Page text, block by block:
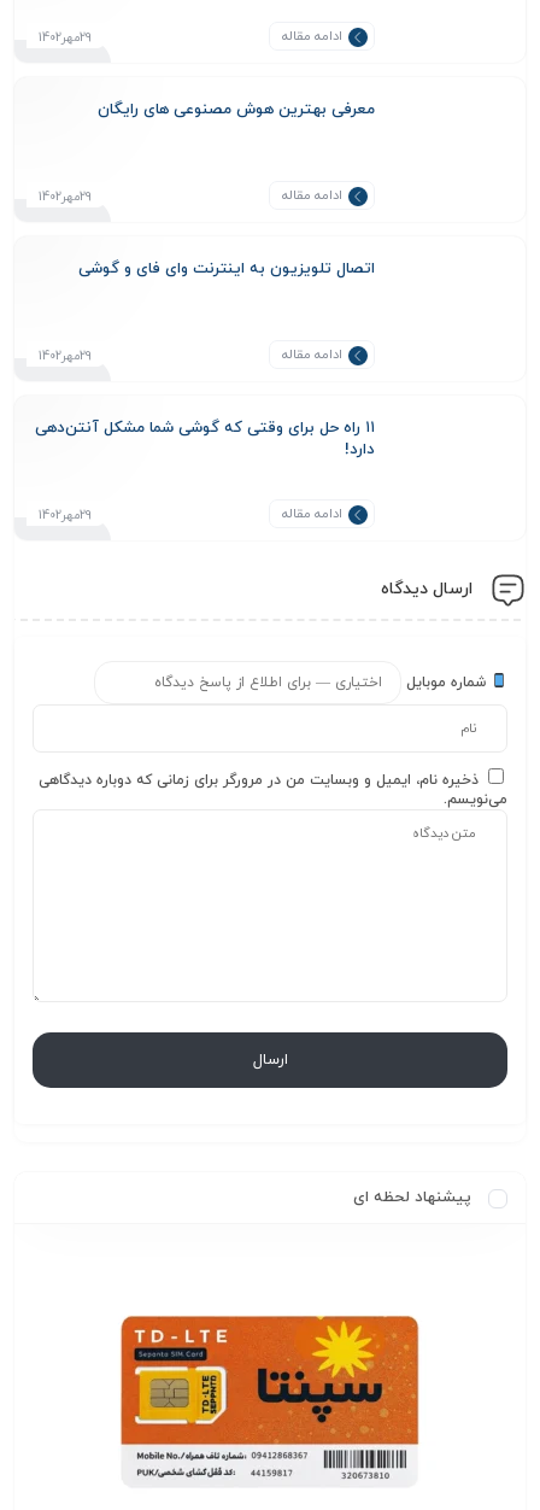
ادامه مقاله 29مهر1402
معرفی بهترین هوش مصنوعی های رایگان
ادامه مقاله 29مهر1402
اتصال تلویزیون به اینترنت وای فای و گوشی
ادامه مقاله 29مهر1402
۱۱ راه حل برای وقتی که گوشی شما مشکل آنتن‌دهی
دارد!
ادامه مقاله 29مهر1402
ارسال دیدگاه
شماره موبایل
ذخیره نام، ایمیل و وبسایت من در مرورگر برای زمانی که دوباره دیدگاهی
می‌نویسم.
پیشنهاد لحظه ای